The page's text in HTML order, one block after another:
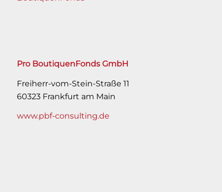
Pro BoutiquenFonds GmbH
Freiherr-vom-Stein-Straße 11
60323 Frankfurt am Main
www.pbf-consulting.de